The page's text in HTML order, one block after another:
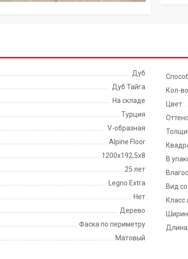
Дуб
Дуб Тайга
На складе
Турция
V-образная
Alpine Floor
1200х192,5х8
25 лет
Legno Extra
Нет
Дерево
Фаска по периметру
Матовый
Кол-
Цвет
В
Вид
Класс